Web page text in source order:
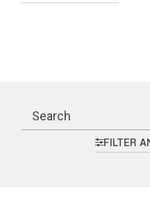
FILTER